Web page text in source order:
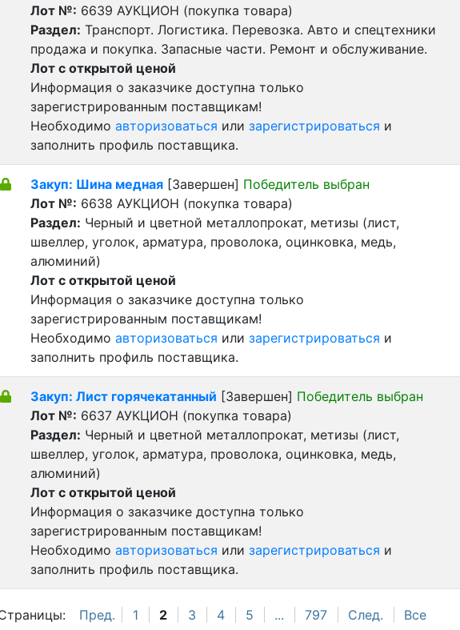
Пред. 1 2 3 4 5 ... 797 След. Все
Лот №: 6639 АУКЦИОН (покупка товара)
Раздел: Транспорт. Логистика. Перевозка. Авто и спецтехники
продажа и покупка. Запасные части. Ремонт и обслуживание.
Лот с открытой ценой
Информация о заказчике доступна только
зарегистрированным поставщикам!
Необходимо авторизоваться или зарегистрироваться и
заполнить профиль поставщика.
Закуп: Шина медная [Завершен] Победитель выбран
Лот №: 6638 АУКЦИОН (покупка товара)
Раздел: Черный и цветной металлопрокат, метизы (лист,
швеллер, уголок, арматура, проволока, оцинковка, медь,
алюминий)
Лот с открытой ценой
Информация о заказчике доступна только
зарегистрированным поставщикам!
Необходимо авторизоваться или зарегистрироваться и
заполнить профиль поставщика.
Закуп: Лист горячекатанный [Завершен] Победитель выбран
Лот №: 6637 АУКЦИОН (покупка товара)
Раздел: Черный и цветной металлопрокат, метизы (лист,
швеллер, уголок, арматура, проволока, оцинковка, медь,
алюминий)
Лот с открытой ценой
Информация о заказчике доступна только
зарегистрированным поставщикам!
Необходимо авторизоваться или зарегистрироваться и
заполнить профиль поставщика.